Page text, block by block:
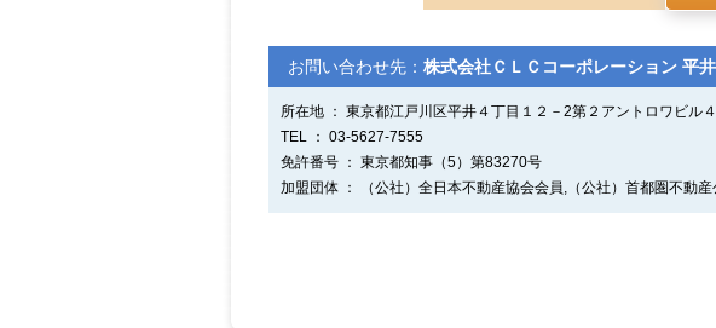
お問い合わせ先： 株式会社ＣＬＣコーポレーション 平
所在地 ： 東京都江戸川区平井４丁目１２－2第２アントロワビル
TEL ： 03-5627-7555
免許番号 ： 東京都知事（5）第83270号
加盟団体 ： （公社）全日本不動産協会会員,（公社）首都圏不動